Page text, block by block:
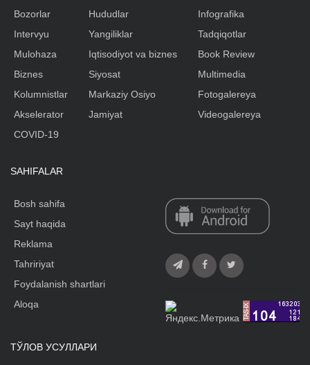
Bozorlar
Intervyu
Mulohaza
Biznes
Kolumnistlar
Akselerator
Hududlar
Yangiliklar
Iqtisodiyot va biznes
Siyosat
Markaziy Osiyo
Jamiyat
Infografika
Tadqiqotlar
Book Review
Multimedia
Fotogalereya
Videogalereya
COVID-19
SAHIFALAR
Bosh sahifa
Sayt haqida
Reklama
Tahririyat
Foydalanish shartlari
Aloqa
ТЎЛОВ УСУЛЛАРИ